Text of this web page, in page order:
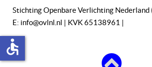
Stichting Openbare Verlichting Nederland
E: info@ovlnl.nl | KVK 65138961 |
accessible